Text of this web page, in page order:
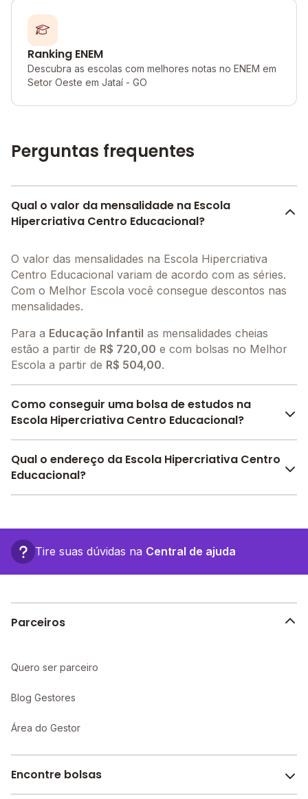
Ranking ENEM
Descubra as escolas com melhores notas no ENEM em
Setor Oeste em Jataí - GO
Perguntas frequentes
Qual o valor da mensalidade na Escola
Hipercriativa Centro Educacional?
O valor das mensalidades na Escola Hipercriativa
Centro Educacional variam de acordo com as séries.
Com o Melhor Escola você consegue descontos nas
mensalidades.
Para a Educação Infantil as mensalidades cheias
estão a partir de R$ 720,00 e com bolsas no Melhor
Escola a partir de R$ 504,00.
Como conseguir uma bolsa de estudos na
Escola Hipercriativa Centro Educacional?
O Melhor Escola oferece descontos para a Escola
Hipercriativa Centro Educacional a partir de
Qual o endereço da Escola Hipercriativa Centro
Educacional?
Tiradentes, 1296 - Jataí - GO.
Tire suas dúvidas na Central de ajuda
Parceiros
Quero ser parceiro
Blog Gestores
Área do Gestor
Encontre bolsas